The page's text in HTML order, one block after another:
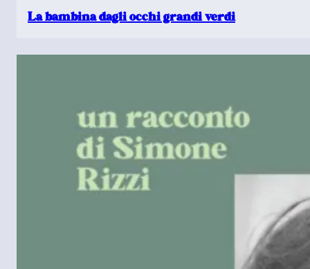
La bambina dagli occhi grandi verdi